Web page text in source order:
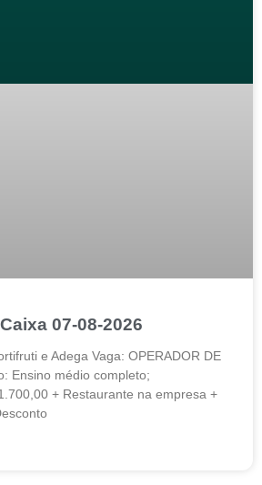
07-08-2026
e Adega Vaga: OPERADOR DE
Ensino médio completo;
+ Restaurante na empresa +